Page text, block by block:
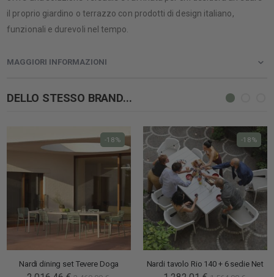
il proprio giardino o terrazzo con prodotti di design italiano,
funzionali e durevoli nel tempo.
MAGGIORI INFORMAZIONI
DELLO STESSO BRAND...
Nardi dining set Tevere Doga
-18%
Nardi tavolo Rio 140 + 6 sedie Net
-18%